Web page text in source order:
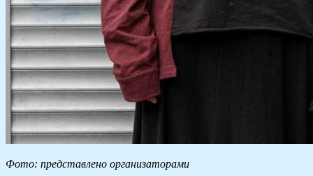
Фото: представлено организаторами